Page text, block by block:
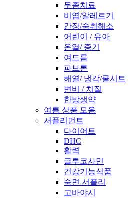
무좀치료
비염/알레르기
간장/숙취해소
어린이 / 유아
온열/ 증기
여드름
파브론
해열/ 냉각/쿨시트
변비 / 치질
한방생약
여름 상품 모음
서플리먼트
다이어트
DHC
활력
글루코사민
건강기능식품
숙면 서플리
고바야시